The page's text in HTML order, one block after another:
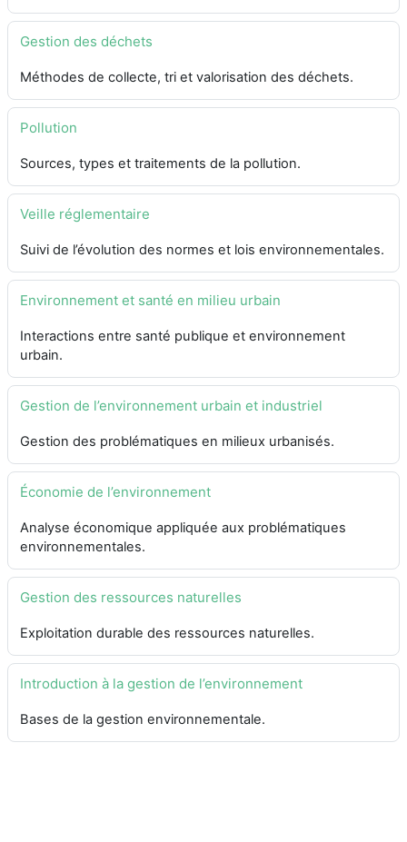
Gestion des déchets
Méthodes de collecte, tri et valorisation des déchets.
Pollution
Sources, types et traitements de la pollution.
Veille réglementaire
Suivi de l’évolution des normes et lois environnementales.
Environnement et santé en milieu urbain
Interactions entre santé publique et environnement
urbain.
Gestion de l’environnement urbain et industriel
Gestion des problématiques en milieux urbanisés.
Économie de l’environnement
Analyse économique appliquée aux problématiques
environnementales.
Gestion des ressources naturelles
Exploitation durable des ressources naturelles.
Introduction à la gestion de l’environnement
Bases de la gestion environnementale.